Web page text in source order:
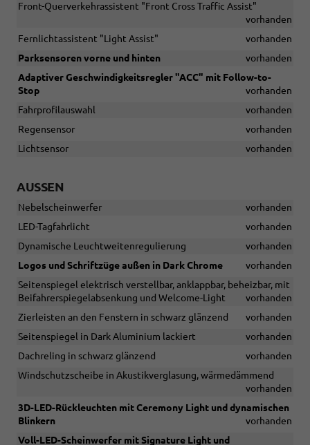
Front-Querverkehrassistent "Front Cross Traffic Assist"
vorhanden
Fernlichtassistent "Light Assist"
vorhanden
Parksensoren vorne und hinten
vorhanden
Adaptiver Geschwindigkeitsregler "ACC" mit Follow-to-
Stop
vorhanden
Fahrprofilauswahl
vorhanden
Regensensor
vorhanden
Lichtsensor
vorhanden
AUSSEN
Nebelscheinwerfer
vorhanden
LED-Tagfahrlicht
vorhanden
Dynamische Leuchtweitenregulierung
vorhanden
Logos und Schriftzüge außen in Dark Chrome
vorhanden
Seitenspiegel elektrisch verstellbar, anklappbar, beheizbar, mit
Beifahrerspiegelabsenkung und Welcome-Light
vorhanden
Zierleisten an den Fenstern in schwarz glänzend
vorhanden
Seitenspiegel in Dark Aluminium lackiert
vorhanden
Dachreling in schwarz glänzend
vorhanden
Windschutzscheibe in Akustikverglasung, wärmedämmend
vorhanden
3D-LED-Rückleuchten mit Ceremony Light und dynamischen
Blinkern
vorhanden
Voll-LED-Scheinwerfer mit Signature Light und